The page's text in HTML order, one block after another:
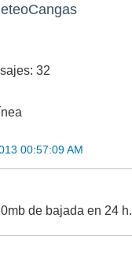
32
00:57:09 AM
de bajada en 24 h.